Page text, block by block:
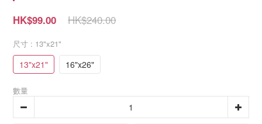
HK$240.00
HK$99.00
尺寸 : 13"x21"
13"x21" 16"x26"
數量